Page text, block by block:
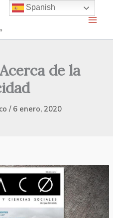
de la
/ 6 enero, 2020
Spanish